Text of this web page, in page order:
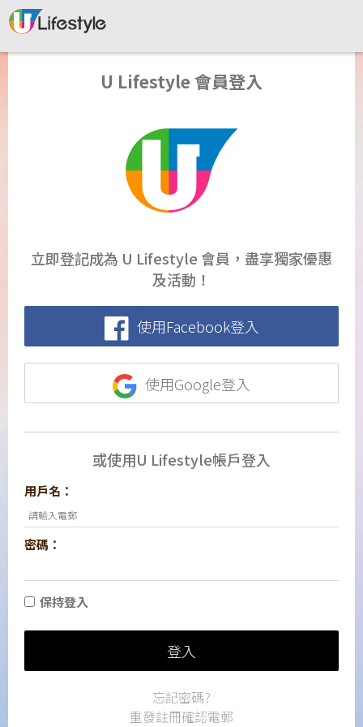
U Lifestyle 會員登入
立即登記成為 U Lifestyle 會員，盡享獨家優惠
及活動！
使用Facebook登入
使用Google登入
或使用U Lifestyle帳戶登入
用戶名：
密碼：
保持登入
登入
忘記密碼?
重發註冊確認電郵